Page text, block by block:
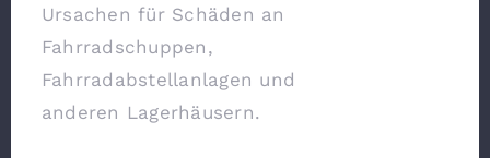
Ursachen für Schäden an
Fahrradschuppen,
Fahrradabstellanlagen und
anderen Lagerhäusern.